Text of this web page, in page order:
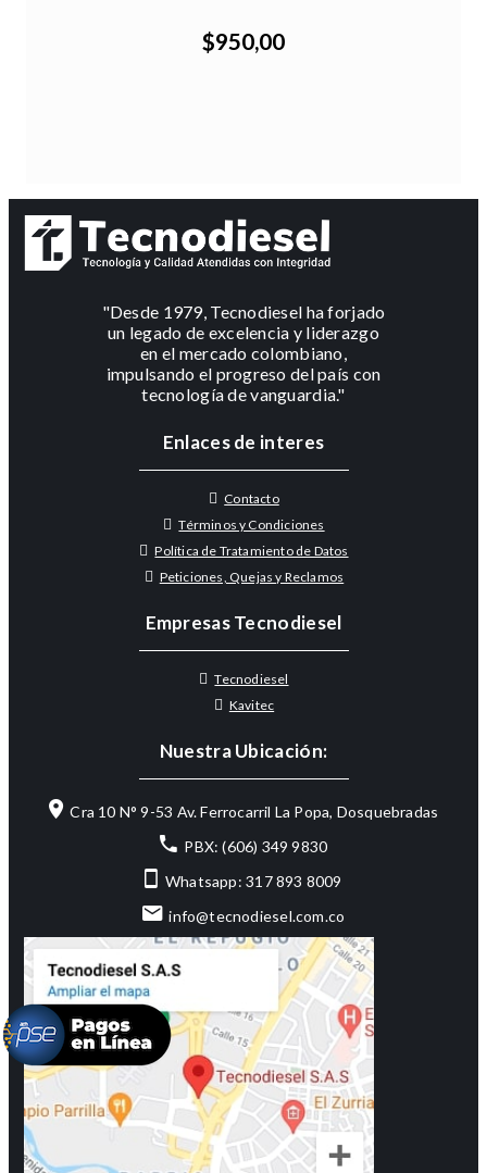
$950,00
"Desde 1979, Tecnodiesel ha forjado
un legado de excelencia y liderazgo
en el mercado colombiano,
impulsando el progreso del país con
tecnología de vanguardia."
Enlaces de interes
Contacto
Términos y Condiciones
Política de Tratamiento de Datos
Peticiones, Quejas y Reclamos
Empresas Tecnodiesel
Tecnodiesel
Kavitec
Nuestra Ubicación:
Cra 10 N° 9-53 Av. Ferrocarril La Popa, Dosquebradas
PBX: (606) 349 9830
Whatsapp: 317 893 8009
info@tecnodiesel.com.co